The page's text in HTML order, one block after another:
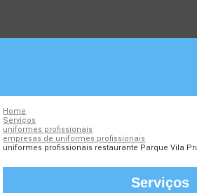
Home
Serviços
uniformes profissionais
empresas de uniformes profissionais
uniformes profissionais restaurante Parque Vila
Serviços